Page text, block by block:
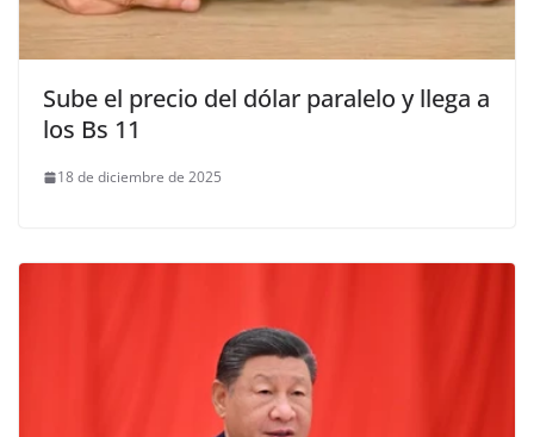
Sube el precio del dólar paralelo y llega a
los Bs 11
18 de diciembre de 2025